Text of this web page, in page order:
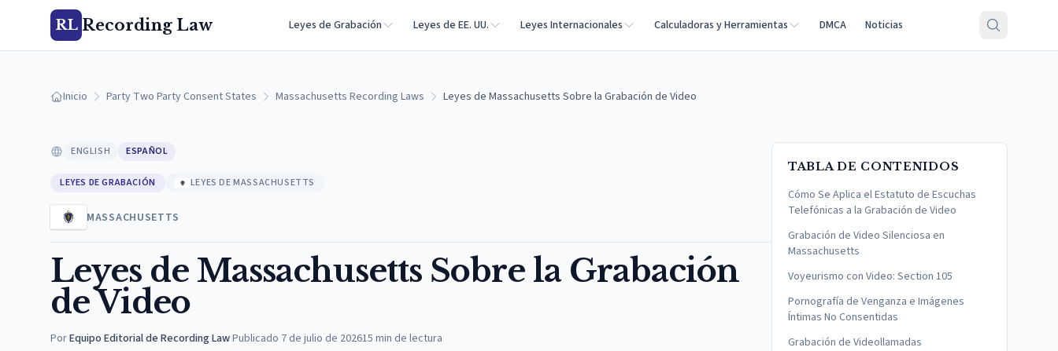
RL Recording Law Leyes de Grabación Leyes de EE. UU. Leyes Internacionales Calculadoras y Herramientas DMCA Noticias
Inicio Party Two Party Consent States Massachusetts Recording Laws Leyes de Massachusetts Sobre la Grabación de Video
ENGLISH ESPAÑOL
LEYES DE GRABACIÓN LEYES DE MASSACHUSETTS
MASSACHUSETTS
Leyes de Massachusetts Sobre la Grabación
de Video
PorEquipo Editorial de Recording Law·Publicado 7 de julio de 202615 min de lectura
TABLA DE CONTENIDOS
Cómo Se Aplica el Estatuto de Escuchas
Telefónicas a la Grabación de Video
Grabación de Video Silenciosa en
Massachusetts
Voyeurismo con Video: Section 105
Pornografía de Venganza e Imágenes
Íntimas No Consentidas
Grabación de Videollamadas